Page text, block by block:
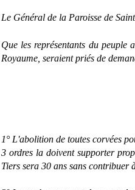
Le Général de la Paroisse de
Que les représentants du peuple
Royaume, seraient priés de
1° L'abolition de toutes corvées
3 ordres la doivent supporter
Tiers sera 30 ans sans contribuer